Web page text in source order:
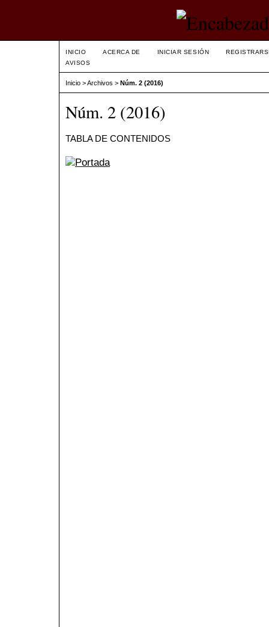
INICIO ACERCA DE INICIAR SESIÓN
AVISOS
Inicio >Archivos > Núm. 2 (2016)
Núm. 2 (2016)
TABLA DE CONTENIDOS